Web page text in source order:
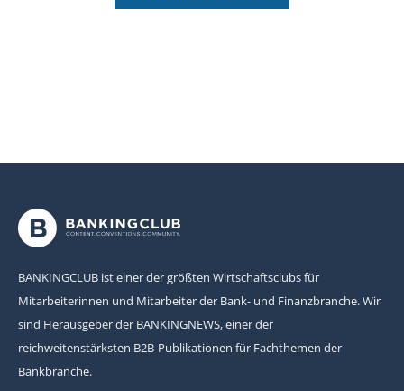
BANKINGCLUB ist einer der größten Wirtschaftsclubs für
Mitarbeiterinnen und Mitarbeiter der Bank- und Finanzbranche. Wir
sind Herausgeber der BANKINGNEWS, einer der
reichweitenstärksten B2B-Publikationen für Fachthemen der
Bankbranche.